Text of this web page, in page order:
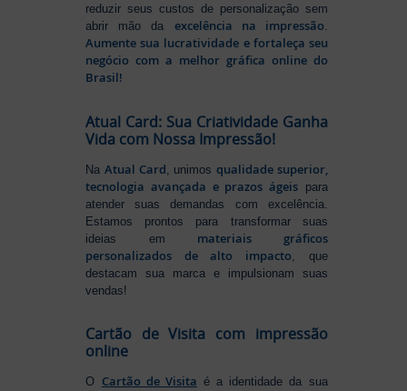
reduzir seus custos de personalização sem
abrir mão da excelência na impressão
Aumente sua lucratividade e fortaleça seu
negócio com a melhor gráfica online do
Brasil!
Atual Card: Sua Criatividade Ganha
Vida com Nossa Impressão!
Na Atual Card , unimos qualidade superior,
tecnologia avançada e prazos ágeispara
atender suas demandas com excelência.
Estamos prontos para transformar suas
ideias em materiais gráficos
personalizados de alto impacto , que
destacam sua marca e impulsionam suas
vendas!
Cartão de Visita com impressão
online
O Cartão de Visita é a identidade da sua